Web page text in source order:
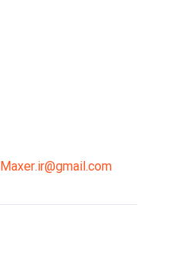
Maxer.ir@gmail.com